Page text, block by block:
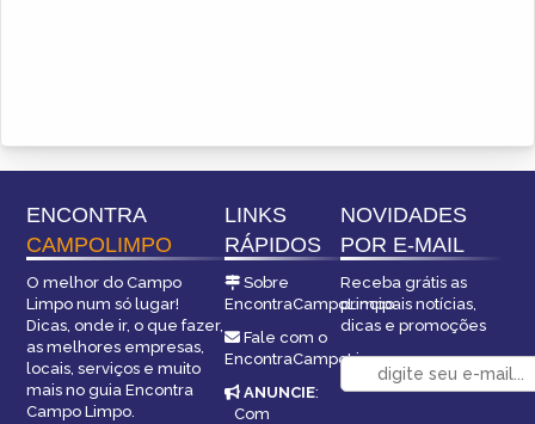
ENCONTRA
CAMPOLIMPO
O melhor do Campo
Limpo num só lugar!
Dicas, onde ir, o que fazer,
as melhores empresas,
locais, serviços e muito
mais no guia Encontra
Campo Limpo.
LINKS
RÁPIDOS
Sobre
EncontraCampoLimpo
Fale com o
EncontraCampoLimpo
ANUNCIE:
Com
NOVIDADES
POR E-MAIL
Receba grátis as
principais notícias,
dicas e promoções